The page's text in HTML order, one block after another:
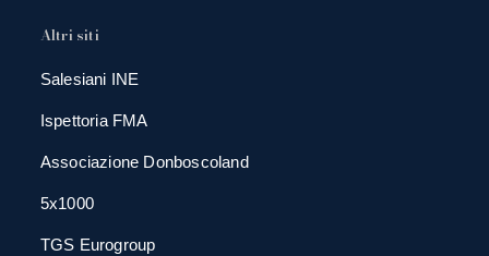
Altri siti
Salesiani INE
Ispettoria FMA
Associazione Donboscoland
5x1000
TGS Eurogroup